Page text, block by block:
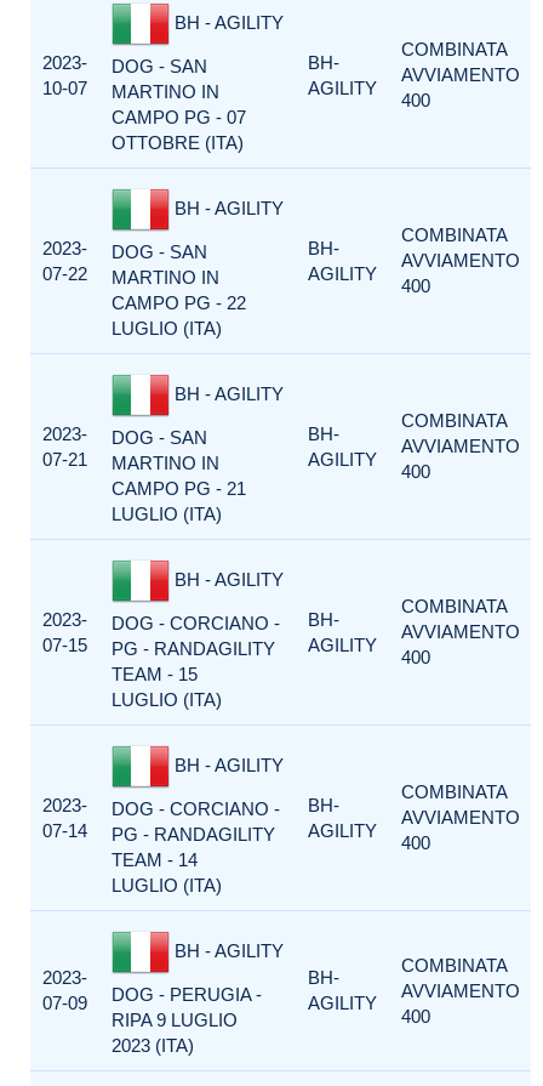
2023-
10-07
BH - AGILITY
DOG - SAN
MARTINO IN
CAMPO PG - 07
OTTOBRE (ITA)
BH-
AGILITY
COMBINATA
AVVIAMENTO
400
2023-
07-22
BH - AGILITY
DOG - SAN
MARTINO IN
CAMPO PG - 22
LUGLIO (ITA)
BH-
AGILITY
COMBINATA
AVVIAMENTO
400
2023-
07-21
BH - AGILITY
DOG - SAN
MARTINO IN
CAMPO PG - 21
LUGLIO (ITA)
BH-
AGILITY
COMBINATA
AVVIAMENTO
400
2023-
07-15
BH - AGILITY
DOG - CORCIANO -
PG - RANDAGILITY
TEAM - 15
LUGLIO (ITA)
BH-
AGILITY
COMBINATA
AVVIAMENTO
400
2023-
07-14
BH - AGILITY
DOG - CORCIANO -
PG - RANDAGILITY
TEAM - 14
LUGLIO (ITA)
BH-
AGILITY
COMBINATA
AVVIAMENTO
400
2023-
07-09
BH - AGILITY
DOG - PERUGIA -
RIPA 9 LUGLIO
2023 (ITA)
BH-
AGILITY
COMBINATA
AVVIAMENTO
400